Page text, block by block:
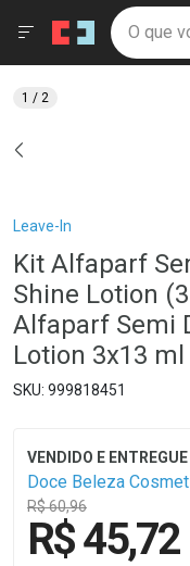
Drogaria São
Ir direto para a
pela
Ir direto para o
Ir direto para a
Ir direto para a conta
Faça a sua
O que
Menu
Breadcrumb
Leave-In
Kit Alfaparf
Shine Lotion
Alfaparf Semi
Lotion 3x13 ml
999818451
Doce Beleza
R$ 60,96
R$ 45,72
1 / 2